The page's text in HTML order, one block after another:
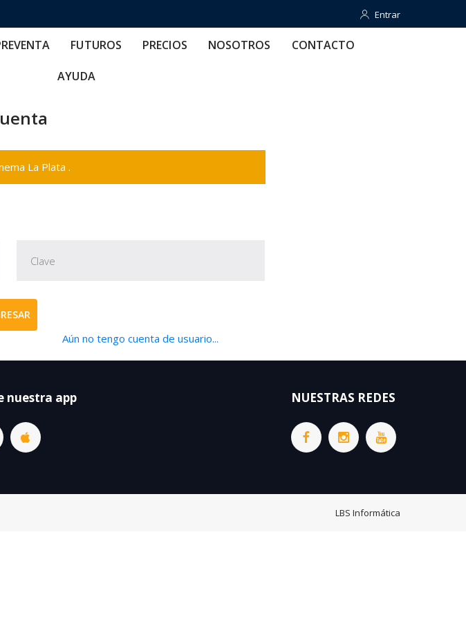
Entrar
Entrar
FUTUROS PRECIOS NOSOTROS CONTACTO
AYUDA
La Plata .
Aún no tengo cuenta de usuario...
nuestra app NUESTRAS REDES
LBS Informática